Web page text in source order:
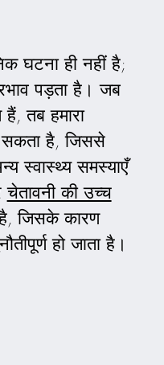
घटना ही नहीं है;
पड़ता है। जब
तब हमारा
सकता है, जिससे
स्वास्थ्य समस्याएँ
चेतावनी की उच्च
जिसके कारण
हो जाता है।